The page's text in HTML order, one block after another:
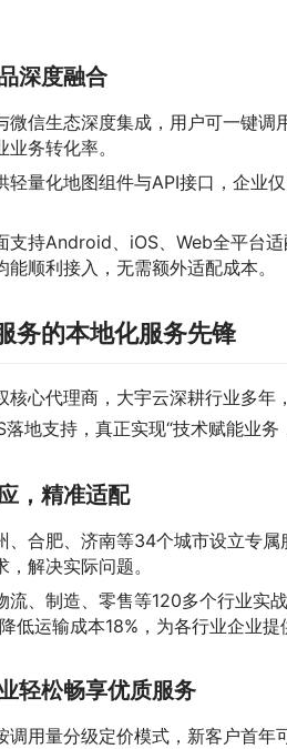
深度融合
微信生态深度集成，用户可一键调
务转化率。
轻量化地图组件与API接口，企业
支持Android、iOS、Web全平台
顺利接入，无需额外适配成本。
务的本地化服务先锋
核心代理商，大宇云深耕行业多
地支持，真正实现“技术赋能业务
，精准适配
、合肥、济南等34个城市设立专
解决实际问题。
流、制造、零售等120多个行业实
低运输成本18%，为各行业企业提
轻松畅享优质服务
调用量分级定价模式，新客户首